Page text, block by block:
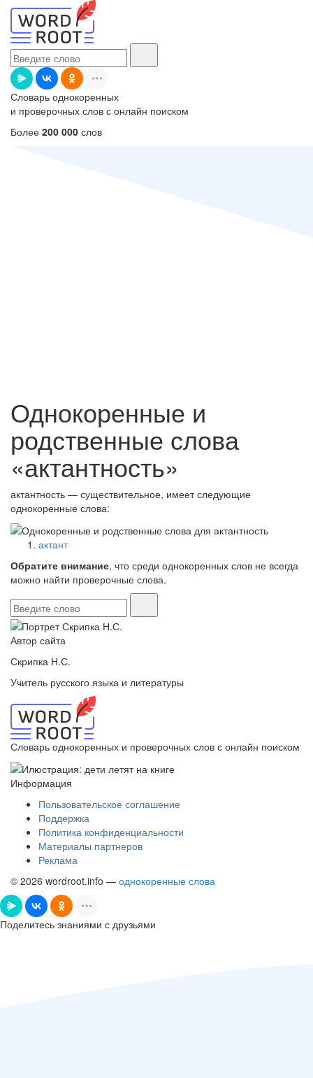
Словарь однокоренных
и проверочных слов с онлайн поиском
Более 200 000 слов
Однокоренные и
родственные слова
«актантность»
актантность — существительное, имеет следующие
однокоренные слова:
актант
Обратите внимание, что среди однокоренных слов не всегда
можно найти проверочные слова.
Автор сайта
Скрипка Н.С.
Учитель русского языка и литературы
Словарь однокоренных и проверочных слов с онлайн поиском
Информация
Пользовательское соглашение
Поддержка
Политика конфиденциальности
Материалы партнеров
Реклама
© 2026 wordroot.info — однокоренные слова
Поделитесь знаниями с друзьями